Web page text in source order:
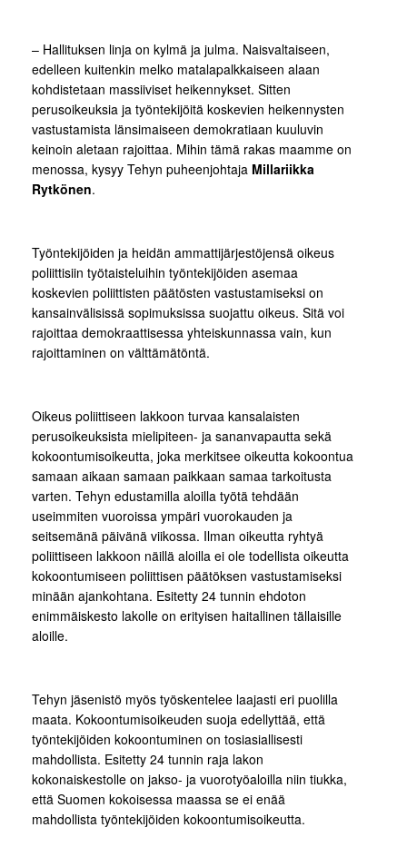
– Hallituksen linja on kylmä ja julma. Naisvaltaiseen,
edelleen kuitenkin melko matalapalkkaiseen alaan
kohdistetaan massiiviset heikennykset. Sitten
perusoikeuksia ja työntekijöitä koskevien heikennysten
vastustamista länsimaiseen demokratiaan kuuluvin
keinoin aletaan rajoittaa. Mihin tämä rakas maamme on
menossa, kysyy Tehyn puheenjohtaja Millariikka
Rytkönen.
Työntekijöiden ja heidän ammattijärjestöjensä oikeus
poliittisiin työtaisteluihin työntekijöiden asemaa
koskevien poliittisten päätösten vastustamiseksi on
kansainvälisissä sopimuksissa suojattu oikeus. Sitä voi
rajoittaa demokraattisessa yhteiskunnassa vain, kun
rajoittaminen on välttämätöntä.
Oikeus poliittiseen lakkoon turvaa kansalaisten
perusoikeuksista mielipiteen- ja sananvapautta sekä
kokoontumisoikeutta, joka merkitsee oikeutta kokoontua
samaan aikaan samaan paikkaan samaa tarkoitusta
varten. Tehyn edustamilla aloilla työtä tehdään
useimmiten vuoroissa ympäri vuorokauden ja
seitsemänä päivänä viikossa. Ilman oikeutta ryhtyä
poliittiseen lakkoon näillä aloilla ei ole todellista oikeutta
kokoontumiseen poliittisen päätöksen vastustamiseksi
minään ajankohtana. Esitetty 24 tunnin ehdoton
enimmäiskesto lakolle on erityisen haitallinen tällaisille
aloille.
Tehyn jäsenistö myös työskentelee laajasti eri puolilla
maata. Kokoontumisoikeuden suoja edellyttää, että
työntekijöiden kokoontuminen on tosiasiallisesti
mahdollista. Esitetty 24 tunnin raja lakon
kokonaiskestolle on jakso- ja vuorotyöaloilla niin tiukka,
että Suomen kokoisessa maassa se ei enää
mahdollista työntekijöiden kokoontumisoikeutta.